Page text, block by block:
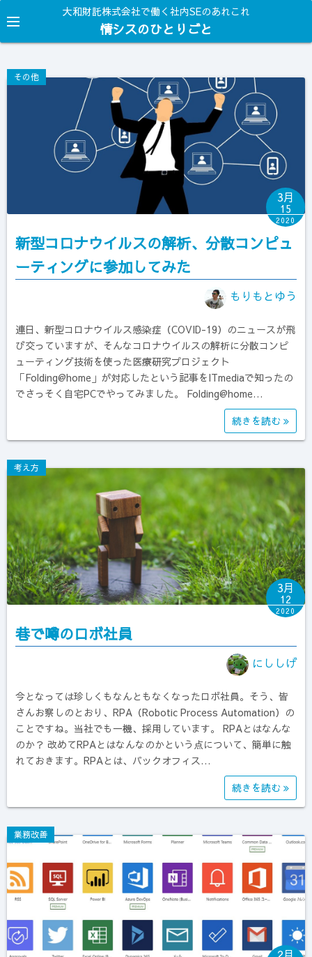
ン
テ
ツ
大和財託株式会社で働く社内SEのあれこれ
情シスのひとりごと
その他
3月
15
2020
新型コロナウイルスの解析、分散コンピュ
ーティングに参加してみた
もりもとゆう
連日、新型コロナウイルス感染症（COVID-19）のニュースが飛
び交っていますが、そんなコロナウイルスの解析に分散コンピ
ューティング技術を使った医療研究プロジェクト
「Folding@home」が対応したという記事をITmediaで知ったの
でさっそく自宅PCでやってみました。 Folding@home…
続きを読む
考え方
3月
12
2020
巷で噂のロボ社員
にししげ
今となっては珍しくもなんともなくなったロボ社員。そう、皆
さんお察しのとおり、RPA（Robotic Process Automation）の
ことですね。当社でも一機、採用しています。 RPAとはなんな
のか？ 改めてRPAとはなんなのかという点について、簡単に触
れておきます。RPAとは、バックオフィス…
続きを読む
業務改善